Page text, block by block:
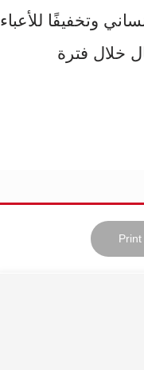
وتخفيفًا للأعباء
خلال فترة
Print